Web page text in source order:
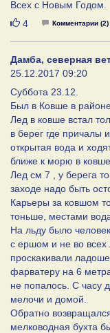
Всех с Новым Годом.
Нравится
4 Комментарии (2)
Дамба, северная
25.12.2017 09:20
Суббота 23.12.
Был в Ковше в районе
Лед в ковше встал
в берег где причалы
открытая вода и
ближе к морю в ковше
Лед см 7 , у берега
заходе надо быть
Карьеры за ковшом
тоньше, местами
На льду было
с ершом и не во всех
проскакивали
фарватеру на 6
не попалось. С часу
мелочи и домой.
Обратно
мелководная бухта